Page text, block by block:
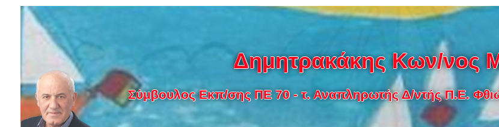
Δημητρακάκης Κων/νος
Σύμβουλος Εκπ/σης ΠΕ 70 - τ. Αναπληρωτής Δ/ντής Π.Ε.